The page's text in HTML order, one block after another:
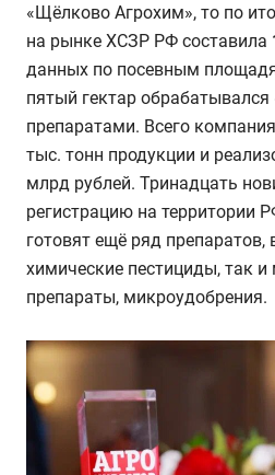
«Щёлково Агрохим», то по
на рынке ХСЗР РФ составила
данных по посевным
пятый гектар
препаратами. Всего
тыс. тонн продукции и
млрд рублей. Тринадцать
регистрацию на территории
готовят ещё ряд препаратов,
химические пестициды, так
препараты, микроудобрения.